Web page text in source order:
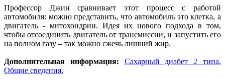
Профессор Джин сравнивает этот процесс с работой
автомобиля: можно представить, что автомобиль это клетка, а
двигатель - митохондрии. Идея их нового подхода в том,
чтобы отсоединить двигатель от трансмиссии, и запустить его
на полном газу – так можно сжечь лишний жир.
Дополнительная информация:
Сахарный диабет 2 типа.
Общие сведения.